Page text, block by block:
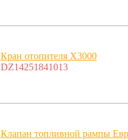
Кран отопителя X3000
DZ14251841013
Клапан топливной рампы